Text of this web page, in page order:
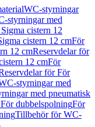
WC-styrningar
styrningar med
cistern 12
cistern 12 cmFör
12 cmReservdelar för
12 cmFör
för För
styrningar med
med pneumatisk
dubbelspolningFör
Tillbehör för WC-